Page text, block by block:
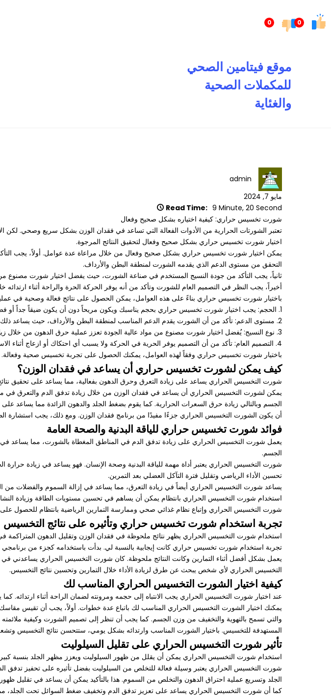
0
0إلى
موقع فيتامين الصحي
للمكملات الصحية
والغئاية
admin
مايو 7, 2024
Read Time: 9 Minute, 20 Second
شورت تخسيس حراري: كيفية اختياره بشكل صحيح وفعال
تعتبر الشورتات الحرارية من الأدوات الفعالة التي تساعد في فقدان الوزن بشكل سريع وصحي. لكن
اختيار شورت تخسيس حراري بشكل صحيح وفعال لتحقيق النتائج المرجوة.
يمكن اختيار شورت تخسيس حراري بشكل صحيح وفعال من خلال مراعاة عدة عوامل. أولاً، يجب
التحقق من مستوى الدعم الذي يقدمه الشورت لمنطقة البطن والأرداف.
ثانياً، يجب التأكد من جودة النسيج المستخدم في صناعة الشورت، حيث يفضل اختيار شورت مصنوع
أخيراً، يجب النظر في التصميم العام للشورت وتأكد من أنه يوفر الحركة الحرة والراحة أثناء ارتدائه
باختيار شورت تخسيس حراري بناءً على هذه العوامل، يمكن الحصول على نتائج فعالة وصحية في
1. الحجم: يجب اختيار شورت تخسيس حراري بحجم يناسبك ويكون مريحاً دون أن يكون ضيقاً جداً أو فضفاضاً، حيث يجب أن يكون لديك حرية كاملة في الحركة.
2. مستوى الدعم: تأكد من أن الشورت يقدم الدعم المناسب لمنطقة البطن والأرداف، حيث يساعد ذلك على تشكيل الجسم وتحسين الوضعية.
3. نوع النسيج: يُفضل اختيار شورت مصنوع من مواد عالية الجودة تعزز عملية حرق الدهون من خلال زيادة درجة حرارة الجسم أثناء التمرين.
4. التصميم العام: تأكد من أن التصميم يوفر الحرية في الحركة ولا يسبب أي احتكاك أو ازعاج أثناء الاستخدام.
باختيار شورت تخسيس حراري وفقاً لهذه العوامل، يمكنك الحصول على تجربة تخسيس صحية وفعالة.
كيف يمكن لشورت تخسيس حراري أن يساعد في فقدان الوزن؟
شورت التخسيس الحراري يساعد على زيادة التعرق وحرق الدهون بفعالية، مما يساعد على تحقيق
يمكن لشورت التخسيس الحراري أن يساعد في فقدان الوزن من خلال زيادة تدفق الدم والتعرق في
الجسم وبالتالي زيادة حرق السعرات الحرارية. كما يقوم بضغط الجلد والدهون الزائدة مما
أن يكون الشورت التخسيس الحراري جزءًا مفيدًا من برنامج فقدان الوزن. ومع ذلك، يجب استشارة
فوائد شورت تخسيس حراري للياقة البدنية والصحة العامة
يعمل شورت التخسيس الحراري على زيادة تدفق الدم في المناطق المغطاة بالشورت، مما يساعد في
الجسم.
شورت التخسيس الحراري يعتبر أداة مهمة للياقة البدنية وصحة الإنسان. فهو يساعد في زيادة حرارة
تحسين الأداء الرياضي وتقليل فترة التآكل العضلي بعد التمرين.
يساعد شورت التخسيس الحراري أيضاً في زيادة التعرق، مما يساعد في إزالة السموم والفضلات
استخدام شورت التخسيس الحراري بانتظام يمكن أن يساهم في تحسين مستويات الطاقة وزيادة
شورت التخسيس الحراري وإتباع نظام غذائي صحي وممارسة التمارين الرياضية بانتظام للحصول على
تجربة استخدام شورت تخسيس حراري وتأثيره على نتائج التخسيس
استخدام شورت التخسيس الحراري يظهر نتائج ملحوظة في فقدان الوزن وتقليل الدهون
تجربة استخدام شورت تخسيس حراري كانت إيجابية بالنسبة لي. بدأت باستخدامه كجزء من
يعمل بشكل أفضل أثناء التمارين وكانت النتائج ملحوظة. كان شورت التخسيس الحراري يساعدني
التخسيس الحراري لأي شخص يبحث عن طرق لزيادة الأداء خلال التمارين وتحسين نتائج التخسيس.
كيفية اختيار الشورت التخسيس الحراري المناسب لك
عند اختيار شورت التخسيس الحراري يجب الانتباه إلى حجمه ومرونته لضمان الراحة أثناء ارتدائه.
يمكنك اختيار الشورت التخسيس الحراري المناسب لك باتباع عدة خطوات. أولاً، يجب أن تقيس
والتي تسمح بالتهوية والتخفيف من وزن الجسم. كما يجب أن تنظر إلى تصميم الشورت وكيفية
المستهدفة للتخسيس. باختيار الشورت المناسب وارتدائه بشكل يومي، ستتحسن نتائج التخسيس وتشعر
تأثير شورت التخسيس الحراري على تقليل السيلوليت
استخدام شورت التخسيس الحراري يمكن أن يقلل من ظهور السيلوليت ويعزز مظهر الجلد بنسبة
شورت التخسيس الحراري يعتبر وسيلة فعالة للتخلص من السيلوليت بفضل تأثيره على تحفيز تدفق
الجلد وتسريع عملية احتراق الدهون والتخلص من السموم. هذا بالتأكيد يمكن أن يساعد في تقليل
كما أن شورت التخسيس الحراري يساعد على تعزيز تدفق الدم وتخفيف ضغط السوائل تحت